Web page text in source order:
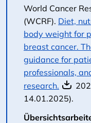
World Cancer
(WCRF). Diet,
body weight for
breast cancer.
guidance for
professionals,
research.
14.01.2025).